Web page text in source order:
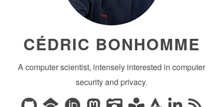
CÉDRIC BONHOMME
A computer scientist, intensely interested in computer
security and privacy.